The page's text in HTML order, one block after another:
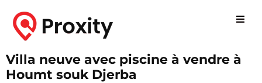
Villa neuve avec piscine à vendre à
Houmt souk Djerba